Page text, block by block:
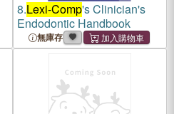
8.Lexi-Comp's Clinician's
Endodontic Handbook
無庫存